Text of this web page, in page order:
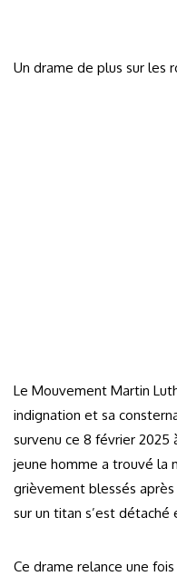
Un drame de plus sur les
Le Mouvement Martin
indignation et sa
survenu ce 8 février 2025
jeune homme a trouvé
grièvement blessés après
sur un titan s’est détaché
Ce drame relance une